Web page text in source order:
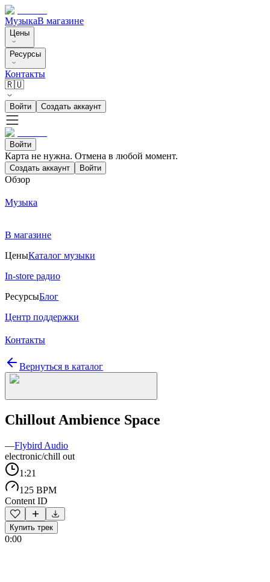
МузыкаВ магазине
Цены
Ресурсы
Контакты
🇷🇺
Войти Создать аккаунт
Войти
Карта не нужна. Отмена в любой момент.
Создать аккаунт Войти
Обзор
Музыка
В магазине
ЦеныКаталог музыки
In-store радио
РесурсыБлог
Центр поддержки
Контакты
Вернуться в каталог
Chillout Ambience Space
—Flybird Audio
electronic/chill out
1:21
125 BPM
Content ID
Купить трек
0:00